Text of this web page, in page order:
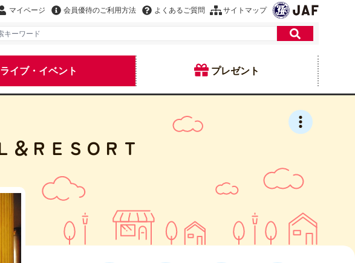
マイページ 会員優待のご利用方法 よくあるご質問 サイトマップ
ライブ・イベント プレゼント
ＲＥＳＯＲＴ